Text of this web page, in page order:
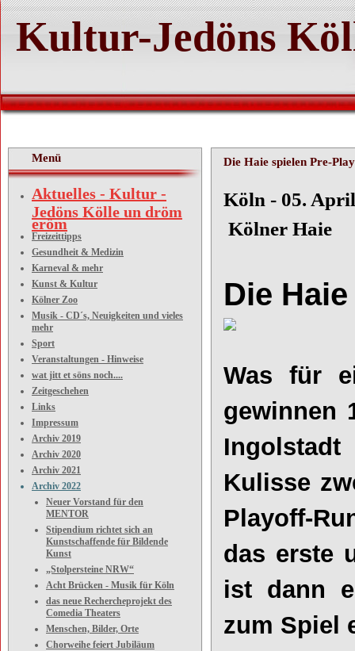
Kultur-Jedöns
Menü
Aktuelles - Kultur -
Jedöns Kölle un dröm
eröm
Freizeittipps
Gesundheit & Medizin
Karneval & mehr
Kunst & Kultur
Kölner Zoo
Musik - CD´s, Neuigkeiten und vieles
mehr
Sport
Veranstaltungen - Hinweise
wat jitt et söns noch....
Zeitgeschehen
Links
Impressum
Archiv 2019
Archiv 2020
Archiv 2021
Archiv 2022
Neuer Vorstand für den
MENTOR
Stipendium richtet sich an
Kunstschaffende für Bildende
Kunst
„Stolpersteine NRW“
Acht Brücken - Musik für Köln
das neue Rechercheprojekt des
Comedia Theaters
Menschen, Bilder, Orte
Chorweihe feiert Jubiläum
Die Haie spielen Pre-
Kölner Haie
Die
Was für
gewinnen
Kulisse
Playoff-
das erste
ist dann
zum Spiel